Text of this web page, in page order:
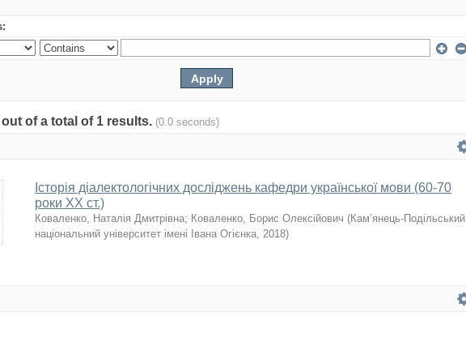
of a total of 1 results. (0.0 seconds)
Історія діалектологічних досліджень кафедри української мови (60-70
роки ХХ ст.)
Коваленко, Наталія Дмитрівна; Коваленко, Борис Олексійович (Кам’янець-Подільський
національний університет імені Івана Огієнка, 2018)